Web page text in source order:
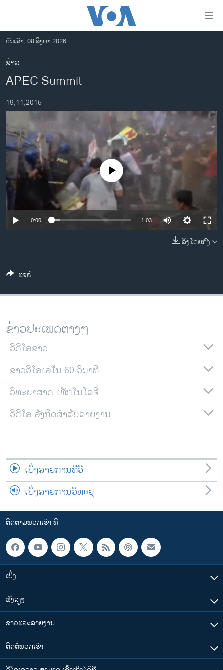
ເຂົ້າ
ຫາ
ຂ້າມ
ຂ້າມ
ໄປ
ຊອກ
ຄົ້ນ
ອາເມຣິກາ
ການເລືອກຕັ້ງ ປະທານາທີບໍດີ ສະຫະລັດ 2024
ຂ່າວ​ຈີນ
ໂລກ
ເອເຊຍ
ອິດສະຫຼະພາບດ້ານການຂ່າວ
ຊຸມຊົນຊາວລາວ
ວິທະຍາສາດ-ເທັກໂນໂລຈີ
ພາສາອັງກິດ
ລາຍການກະຈາຍສຽງ
ລາຍງານ
ຕິດຕາມພວກເຮົາ ທີ່
ພາສາຕ່າງໆ
ວັນເສົາ, 08 ສິງຫາ 2026
ຂ່າວ
APEC Summit
19,11,2015
No media source currently available
0:00 1:03
ລິງໂດຍກົງ
ແຊຣ໌
ຂ່າວປະເພດຕ່າງໆ
ວີດີໂອຂ່າວ
ຂ່າວວີໂອເອໃນ 60 ວິນາທີ
ວິທະຍາສາດ-ເທັກໂນໂລຈີ
ວີດີໂອ ອັງກິດສຳລັບລາຍງານ
ເບິ່ງລາຍການທີວີ
ເບິ່ງລາຍການວິທະຍຸ
ຕິດຕາມພວກເຮົາ ທີ່
ເບິ່ງ
ຟັງສຽງ
ຂ່າວແລະລາຍງານ
ຕິດຕໍ່ພວກເຮົາ